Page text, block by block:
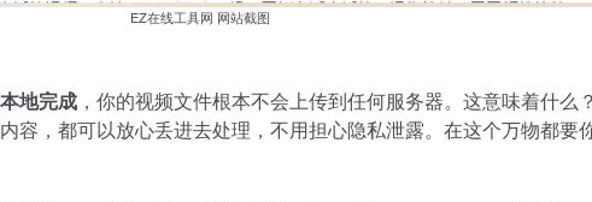
EZ在线工具网 网站截图
地完成 ，你的视频文件根本不会上传到任何服务器。这意味着什么
容，都可以放心丢进去处理，不用担心隐私泄露。在这个万物都要